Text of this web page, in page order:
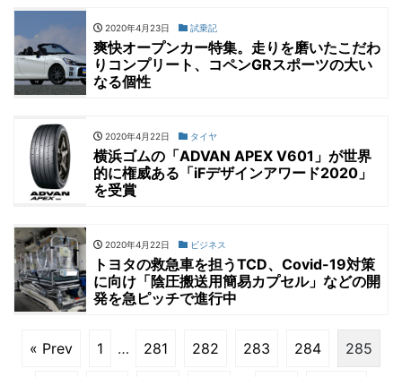
2020年4月23日 試乗記
爽快オープンカー特集。走りを磨いたこだわ
りコンプリート、コペンGRスポーツの大い
なる個性
2020年4月22日 タイヤ
横浜ゴムの「ADVAN APEX V601」が世界
的に権威ある「iFデザインアワード2020」
を受賞
2020年4月22日 ビジネス
トヨタの救急車を担うTCD、Covid-19対策
に向け「陰圧搬送用簡易カプセル」などの開
発を急ピッチで進行中
« Prev 1 … 281 282 283 284 285